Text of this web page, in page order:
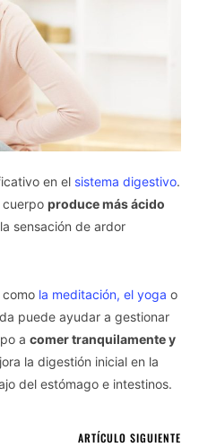
en el sistema digestivo.
cuerpo produce más ácido
sensación de ardor
la meditación, el yoga o
puede ayudar a gestionar
a comer tranquilamente y
la digestión inicial en la
del estómago e intestinos.
ARTÍCULO SIGUIENTE